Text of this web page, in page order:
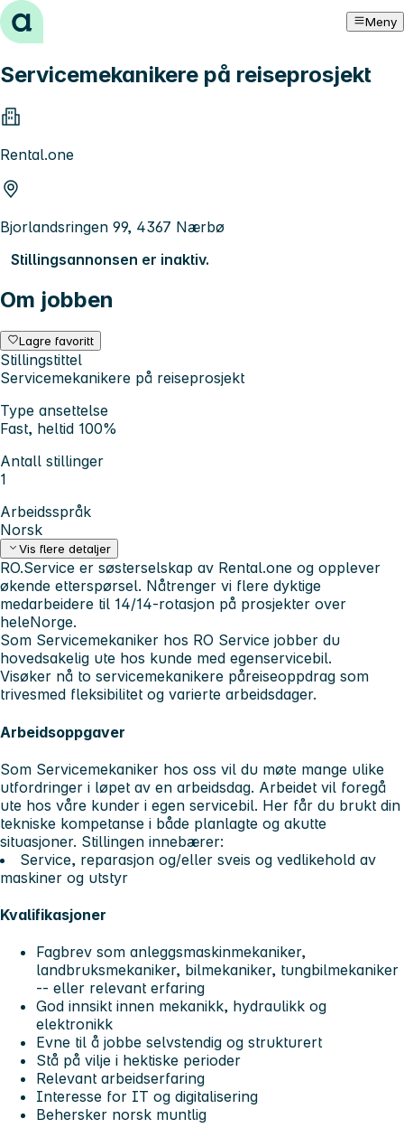
Hopp til innhold Meny
Servicemekanikere på reiseprosjekt
Rental.one
Bjorlandsringen 99, 4367 Nærbø
Stillingsannonsen er inaktiv.
Om jobben
Lagre favoritt
Stillingstittel
Servicemekanikere på reiseprosjekt
Type ansettelse
Fast, heltid 100%
Antall stillinger
1
Arbeidsspråk
Norsk
Vis flere detaljer
RO.Service er søsterselskap av Rental.one og opplever
økende etterspørsel. Nåtrenger vi flere dyktige
medarbeidere til 14/14-rotasjon på prosjekter over
heleNorge.
Som Servicemekaniker hos RO Service jobber du
hovedsakelig ute hos kunde med egenservicebil.
Visøker nå to servicemekanikere påreiseoppdrag som
trivesmed fleksibilitet og varierte arbeidsdager.
Arbeidsoppgaver
Som Servicemekaniker hos oss vil du møte mange ulike
utfordringer i løpet av en arbeidsdag. Arbeidet vil foregå
ute hos våre kunder i egen servicebil. Her får du brukt din
tekniske kompetanse i både planlagte og akutte
situasjoner. Stillingen innebærer:
Service, reparasjon og/eller sveis og vedlikehold av
maskiner og utstyr
Kvalifikasjoner
Fagbrev som anleggsmaskinmekaniker,
landbruksmekaniker, bilmekaniker, tungbilmekaniker
-- eller relevant erfaring
God innsikt innen mekanikk, hydraulikk og
elektronikk
Evne til å jobbe selvstendig og strukturert
Stå på vilje i hektiske perioder
Relevant arbeidserfaring
Interesse for IT og digitalisering
Behersker norsk muntlig